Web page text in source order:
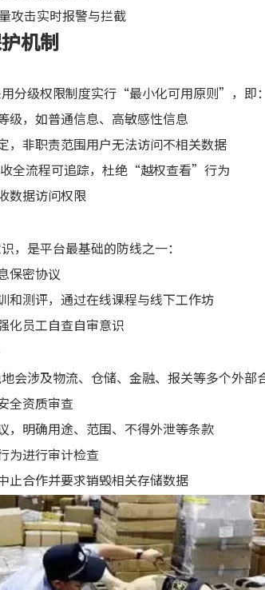
攻击实时报警与拦截
机制
分级权限制度实行“最小化可用原则”，即：
级，如普通信息、高敏感性信息
，非职责范围用户无法访问不相关数据
全流程可追踪，杜绝“越权查看”行为
数据访问权限
，是平台最基础的防线之一：
保密协议
和测评，通过在线课程与线下工作坊
化员工自查自审意识
会涉及物流、仓储、金融、报关等多个外部
全资质审查
，明确用途、范围、不得外泄等条款
为进行审计检查
止合作并要求销毁相关存储数据